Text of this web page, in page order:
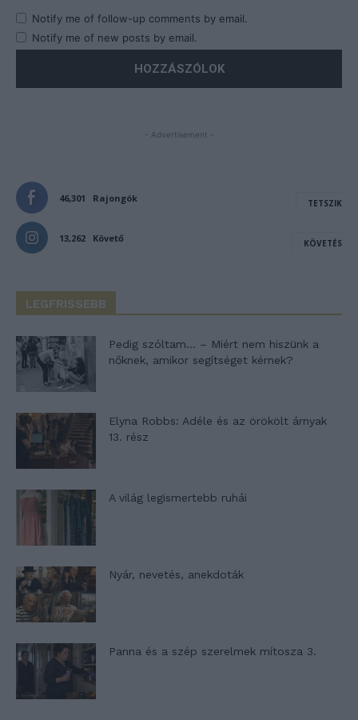
Notify me of follow-up comments by email.
Notify me of new posts by email.
- Advertisement -
46,301 Rajongók TETSZIK
13,262 Követő KÖVETÉS
LEGFRISSEBB
Pedig szóltam… – Miért nem hiszünk a
nőknek, amikor segítséget kérnek?
Elyna Robbs: Adéle és az örökölt árnyak
13. rész
A világ legismertebb ruhái
Nyár, nevetés, anekdoták
Panna és a szép szerelmek mítosza 3.